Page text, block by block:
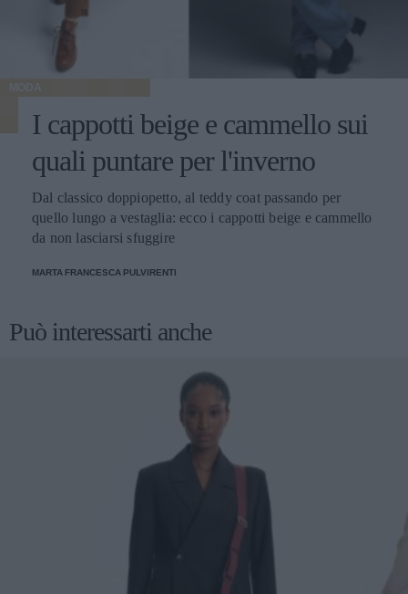
MODA
I cappotti beige e cammello sui
quali puntare per l'inverno
Dal classico doppiopetto, al teddy coat passando per
quello lungo a vestaglia: ecco i cappotti beige e cammello
da non lasciarsi sfuggire
MARTA FRANCESCA PULVIRENTI
Può interessarti anche